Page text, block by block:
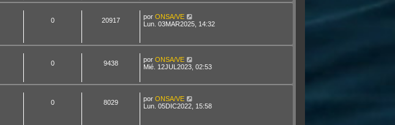
0 20917 por ONSA/VE
Lun. 03MAR2025, 14:32
0 9438 por ONSA/VE
Mié. 12JUL2023, 02:53
0 8029 por ONSA/VE
Lun. 05DIC2022, 15:58